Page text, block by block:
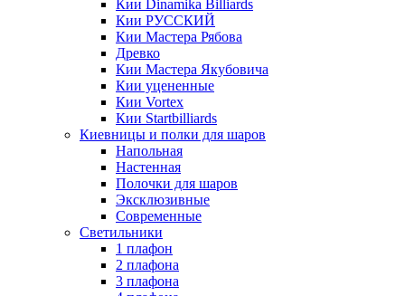
Кии Dinamika Billiards
Кии РУССКИЙ
Кии Мастера Рябова
Древко
Кии Мастера Якубовича
Кии уцененные
Кии Vortex
Кии Startbilliards
Киевницы и полки для шаров
Напольная
Настенная
Полочки для шаров
Эксклюзивные
Современные
Светильники
1 плафон
2 плафона
3 плафона